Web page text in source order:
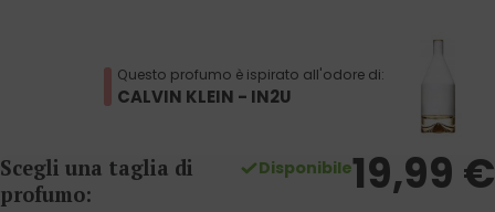
Questo profumo è ispirato all'odore di:
CALVIN KLEIN - IN2U
Scegli una taglia di
profumo:
Disponibile19,99 €